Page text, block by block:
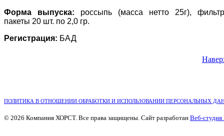
Форма выпуска: россыпь (масса нетто 25г),
пакеты 20 шт. по 2,0 гр.
Регистрация: БАД
ПОЛИТИКА В ОТНОШЕНИИ ОБРАБОТКИ И ИСПОЛЬЗОВАНИИ ПЕРСОНАЛЬНЫХ
© 2026 Компания ХОРСТ. Все права защищены. Сайт разработан Веб-студия